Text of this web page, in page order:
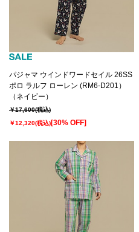
パジャマ ウインドワードセイル 26SS
ポロ ラルフ ローレン (RM6-D201）
（ネイビー）
￥17,600(税込)
￥12,320(税込)[30% OFF]